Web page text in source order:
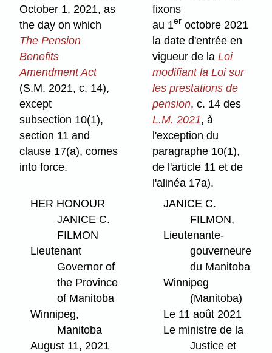
October 1, 2021, as
the day on which
The Pension
Benefits
Amendment Act
(S.M. 2021, c. 14),
except
subsection 10(1),
section 11 and
clause 17(a), comes
into force.
fixons
au 1er octobre 2021
la date d'entrée en
vigueur de laLoi
modifiant la Loi sur
les prestations de
pension, c. 14 des
L.M. 2021, à
l'exception du
paragraphe 10(1),
de l'article 11 et de
l'alinéa 17a).
HER HONOUR
JANICE C.
FILMON
Lieutenant
Governor of
the Province
of Manitoba
Winnipeg,
Manitoba
August 11, 2021
JANICE C.
FILMON,
Lieutenante-
gouverneure
du Manitoba
Winnipeg
(Manitoba)
Le 11 août 2021
Le ministre de la
Justice et